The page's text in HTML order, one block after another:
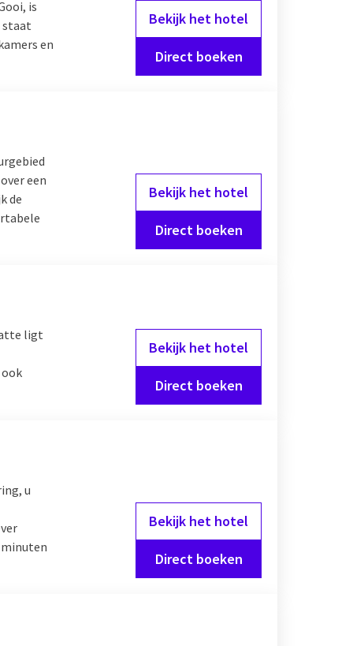
is
staat
en
Bekijk het hotel
Direct boeken
een
de
Bekijk het hotel
Direct boeken
ligt
Bekijk het hotel
Direct boeken
u
minuten
Bekijk het hotel
Direct boeken